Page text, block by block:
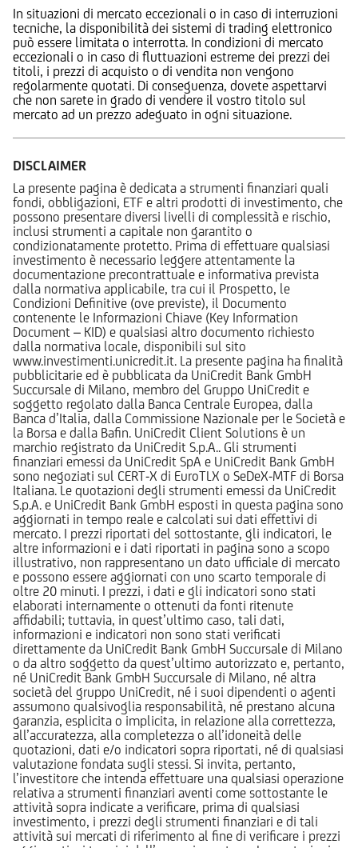
In situazioni di mercato eccezionali o in caso di interruzioni
tecniche, la disponibilità dei sistemi di trading elettronico
può essere limitata o interrotta. In condizioni di mercato
eccezionali o in caso di fluttuazioni estreme dei prezzi dei
titoli, i prezzi di acquisto o di vendita non vengono
regolarmente quotati. Di conseguenza, dovete aspettarvi
che non sarete in grado di vendere il vostro titolo sul
mercato ad un prezzo adeguato in ogni situazione.
DISCLAIMER
La presente pagina è dedicata a strumenti finanziari quali
fondi, obbligazioni, ETF e altri prodotti di investimento, che
possono presentare diversi livelli di complessità e rischio,
inclusi strumenti a capitale non garantito o
condizionatamente protetto. Prima di effettuare qualsiasi
investimento è necessario leggere attentamente la
documentazione precontrattuale e informativa prevista
dalla normativa applicabile, tra cui il Prospetto, le
Condizioni Definitive (ove previste), il Documento
contenente le Informazioni Chiave (Key Information
Document – KID) e qualsiasi altro documento richiesto
dalla normativa locale, disponibili sul sito
www.investimenti.unicredit.it. La presente pagina ha finalità
pubblicitarie ed è pubblicata da UniCredit Bank GmbH
Succursale di Milano, membro del Gruppo UniCredit e
soggetto regolato dalla Banca Centrale Europea, dalla
Banca d’Italia, dalla Commissione Nazionale per le Società e
la Borsa e dalla Bafin. UniCredit Client Solutions è un
marchio registrato da UniCredit S.p.A.. Gli strumenti
finanziari emessi da UniCredit SpA e UniCredit Bank GmbH
sono negoziati sul CERT-X di EuroTLX o SeDeX-MTF di Borsa
Italiana. Le quotazioni degli strumenti emessi da UniCredit
S.p.A. e UniCredit Bank GmbH esposti in questa pagina sono
aggiornati in tempo reale e calcolati sui dati effettivi di
mercato. I prezzi riportati del sottostante, gli indicatori, le
altre informazioni e i dati riportati in pagina sono a scopo
illustrativo, non rappresentano un dato ufficiale di mercato
e possono essere aggiornati con uno scarto temporale di
oltre 20 minuti. I prezzi, i dati e gli indicatori sono stati
elaborati internamente o ottenuti da fonti ritenute
affidabili; tuttavia, in quest’ultimo caso, tali dati,
informazioni e indicatori non sono stati verificati
direttamente da UniCredit Bank GmbH Succursale di Milano
o da altro soggetto da quest’ultimo autorizzato e, pertanto,
né UniCredit Bank GmbH Succursale di Milano, né altra
società del gruppo UniCredit, né i suoi dipendenti o agenti
assumono qualsivoglia responsabilità, né prestano alcuna
garanzia, esplicita o implicita, in relazione alla correttezza,
all’accuratezza, alla completezza o all’idoneità delle
quotazioni, dati e/o indicatori sopra riportati, né di qualsiasi
valutazione fondata sugli stessi. Si invita, pertanto,
l’investitore che intenda effettuare una qualsiasi operazione
relativa a strumenti finanziari aventi come sottostante le
attività sopra indicate a verificare, prima di qualsiasi
investimento, i prezzi degli strumenti finanziari e di tali
attività sui mercati di riferimento al fine di verificare i prezzi